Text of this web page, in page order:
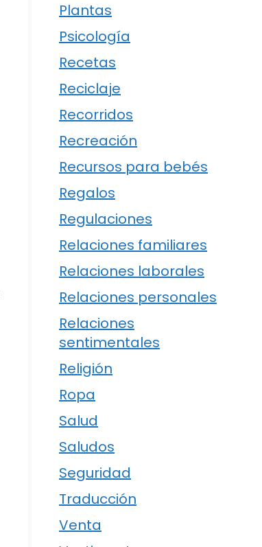
Plantas
Psicología
Recetas
Reciclaje
Recorridos
Recreación
Recursos para bebés
Regalos
Regulaciones
Relaciones familiares
Relaciones laborales
Relaciones personales
Relaciones
sentimentales
Religión
Ropa
Salud
Saludos
Seguridad
Traducción
Venta